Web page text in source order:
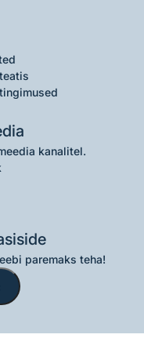
kanalitel.
paremaks teha!